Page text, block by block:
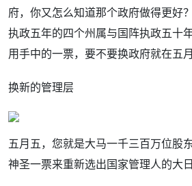
府，你又怎么知道那个政府做得更好
执政五年的四个州属与国阵执政五十
用手中的一票，要不要换政府就在五月
换新的管理层
五月五，您就是大马一千三百万位股
神圣一票来重新选出国家管理人的大日